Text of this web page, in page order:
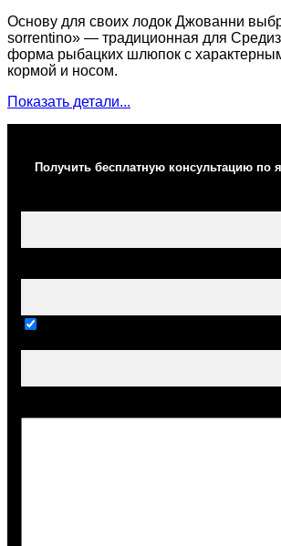
Основу для своих лодок Джованни
sorrentino» — традиционная для
форма рыбацких шлюпок с
кормой и носом.
Показать детали...
Получить бесплатную консультацию по